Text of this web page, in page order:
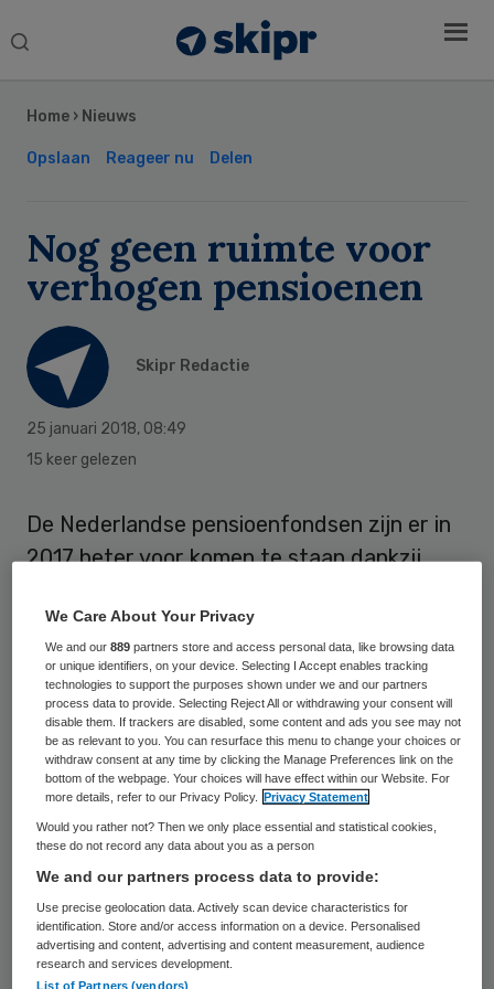
Search
Home › Nieuws
Opslaan Reageer nu Delen
Nog geen ruimte voor
verhogen pensioenen
Skipr Redactie
25 januari 2018, 08:49
15 keer gelezen
De Nederlandse pensioenfondsen zijn er in
2017 beter voor komen te staan dankzij
van de vijf grootste fondsen, waaronder
Pensioenfonds Zorg en Welzijn (PFZW), nog
lang geen ruimte voor het verhogen van de
pensioenen.
Het gaat er bij de pensioenfondsen om of
ze de juiste beleidsdekkingsgraad hebben.
Dat is een graadmeter die aangeeft in
hoeverre een fonds nu en in de toekomst
aan al zijn verplichtingen kan voldoen. Voor
het verhogen van de pensioenen moet die
dekkingsgraad gemiddeld boven de 110
Sidebar
We Care About Your Privacy
We and our889 partners store and access personal data, like browsing data
or unique identifiers, on your device. Selecting I Accept enables tracking
technologies to support the purposes shown under we and our partners
process data to provide. Selecting Reject All or withdrawing your consent will
disable them. If trackers are disabled, some content and ads you see may not
be as relevant to you. You can resurface this menu to change your choices or
withdraw consent at any time by clicking the Manage Preferences link on the
bottom of the webpage. Your choices will have effect within our Website. For
more details, refer to our Privacy Policy.
Privacy Statement
Would you rather not? Then we only place essential and statistical cookies,
these do not record any data about you as a person
We and our partners process data to provide:
Use precise geolocation data. Actively scan device characteristics for
identification. Store and/or access information on a device. Personalised
advertising and content, advertising and content measurement, audience
research and services development.
List of Partners (vendors)